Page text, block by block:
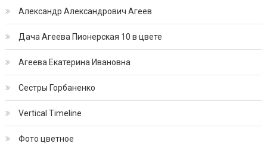
Александр Александрович Агеев
Дача Агеева Пионерская 10 в цвете
Агеева Екатерина Ивановна
Сестры Горбаненко
Vertical Timeline
Фото цветное